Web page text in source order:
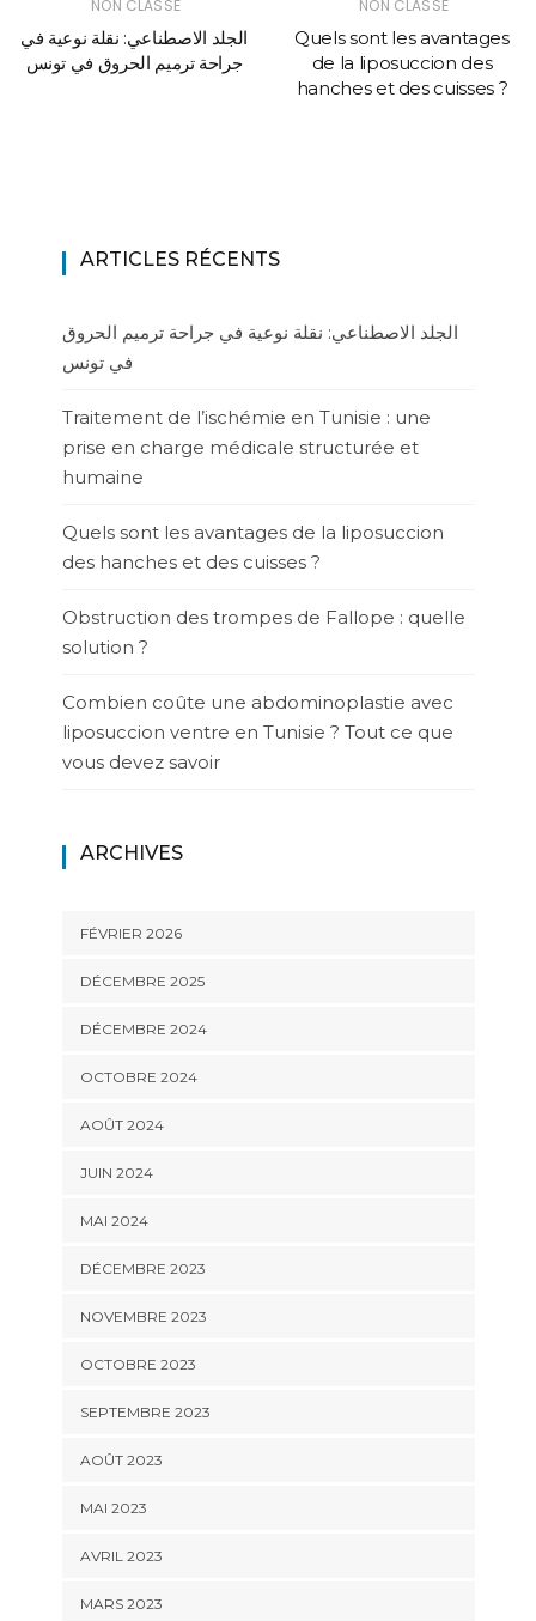
NON CLASSÉ
الجلد الاصطناعي: نقلة نوعية في
جراحة ترميم الحروق في تونس
NON CLASSÉ
Quels sont les avantages
de la liposuccion des
hanches et des cuisses ?
ARTICLES RÉCENTS
الجلد الاصطناعي: نقلة نوعية في جراحة ترميم الحروق
في تونس
Traitement de l’ischémie en Tunisie : une
prise en charge médicale structurée et
humaine
Quels sont les avantages de la liposuccion
des hanches et des cuisses ?
Obstruction des trompes de Fallope : quelle
solution ?
Combien coûte une abdominoplastie avec
liposuccion ventre en Tunisie ? Tout ce que
vous devez savoir
ARCHIVES
FÉVRIER 2026
DÉCEMBRE 2025
DÉCEMBRE 2024
OCTOBRE 2024
AOÛT 2024
JUIN 2024
MAI 2024
DÉCEMBRE 2023
NOVEMBRE 2023
OCTOBRE 2023
SEPTEMBRE 2023
AOÛT 2023
MAI 2023
AVRIL 2023
MARS 2023